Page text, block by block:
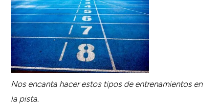
Nos encanta hacer estos tipos de entrenamientos en
la pista.